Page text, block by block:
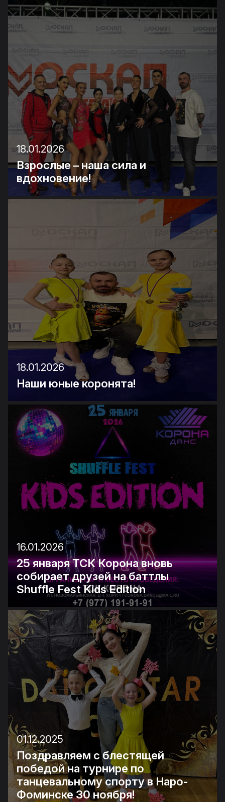
18.01.2026
Взрослые – наша сила и
вдохновение!
18.01.2026
Наши юные коронята!
16.01.2026
25 января ТСК Корона вновь
собирает друзей на баттлы
Shuffle Fest Kids Edition
01.12.2025
Поздравляем с блестящей
победой на турнире по
танцевальному спорту в Наро-
Фоминске 30 ноября!